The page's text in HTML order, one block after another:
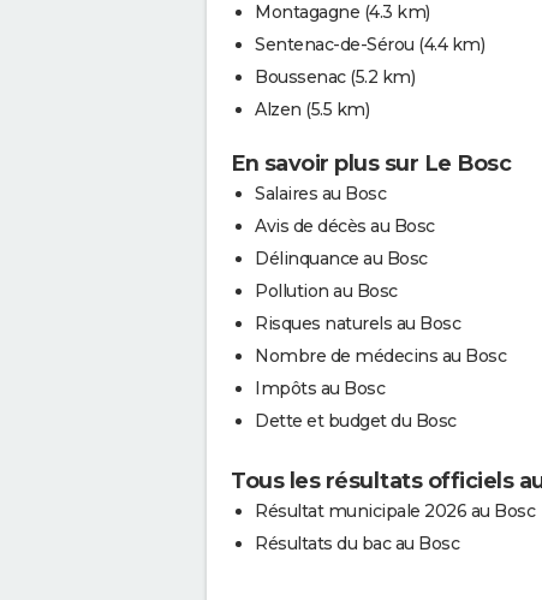
Montagagne (4.3 km)
Sentenac-de-Sérou (4.4 km)
Boussenac (5.2 km)
Alzen (5.5 km)
En savoir plus sur Le Bosc
Salaires au Bosc
Avis de décès au Bosc
Délinquance au Bosc
Pollution au Bosc
Risques naturels au Bosc
Nombre de médecins au Bosc
Impôts au Bosc
Dette et budget du Bosc
Tous les résultats officiels
Résultat municipale 2026 au Bosc
Résultats du bac au Bosc